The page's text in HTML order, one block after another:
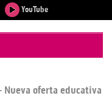
YouTube
· Nueva oferta educativa